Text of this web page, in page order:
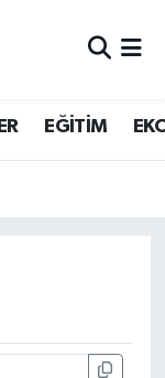
EĞİTİM